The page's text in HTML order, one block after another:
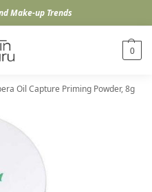
Make-up Trends
0
Oil Capture Priming Powder, 8g